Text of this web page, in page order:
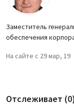
Заместитель
обеспечения
На сайте с 29 мар, 19
Отслеживает (0)